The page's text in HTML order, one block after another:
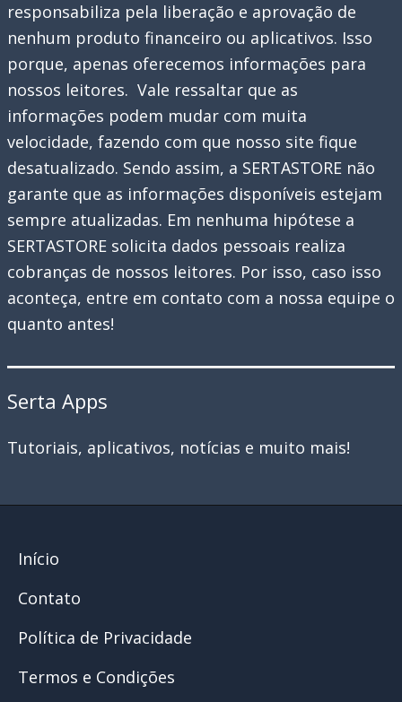
bug
do
SBC
com
a
magia
da
página
da
web
do
aplicativo
da
responsabiliza pela liberação e aprovação de
nenhum produto financeiro ou aplicativos. Isso
porque, apenas oferecemos informações para
nossos leitores. Vale ressaltar que as
informações podem mudar com muita
velocidade, fazendo com que nosso site fique
desatualizado. Sendo assim, a SERTASTORE não
garante que as informações disponíveis estejam
sempre atualizadas. Em nenhuma hipótese a
SERTASTORE solicita dados pessoais realiza
cobranças de nossos leitores. Por isso, caso isso
aconteça, entre em contato com a nossa equipe o
quanto antes!
Serta Apps
Tutoriais, aplicativos, notícias e muito mais!
Início
Contato
Política de Privacidade
Termos e Condições